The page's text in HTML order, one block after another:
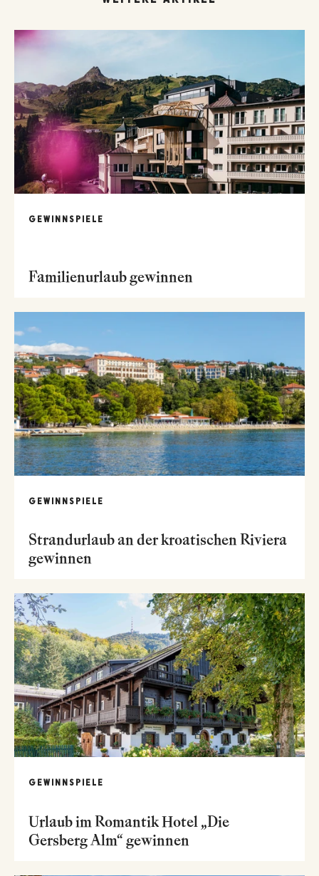
GEWINNSPIELE
Familienurlaub gewinnen
GEWINNSPIELE
Strandurlaub an der kroatischen Riviera
gewinnen
GEWINNSPIELE
Urlaub im Romantik Hotel „Die
Gersberg Alm“ gewinnen